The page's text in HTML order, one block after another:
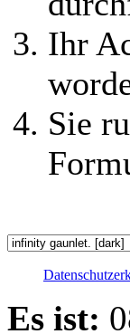
Ihr
Sie
Es ist: